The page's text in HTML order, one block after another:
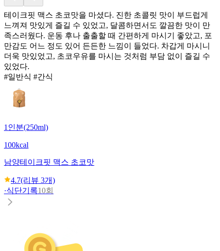
테이크핏 맥스 초코맛을 마셨다. 진한 초콜릿 맛이 부드럽게
느껴져 맛있게 즐길 수 있었고, 달콤하면서도 깔끔한 맛이 만
족스러웠다. 운동 후나 출출할 때 간편하게 마시기 좋았고, 포
만감도 어느 정도 있어 든든한 느낌이 들었다. 차갑게 마시니
더욱 맛있었고, 초코우유를 마시는 것처럼 부담 없이 즐길 수
있었다.
#일반식 #간식
1인분(250ml)
100kcal
남양테이크핏 맥스 초코맛
4.7(리뷰 3개)
·식단기록10회